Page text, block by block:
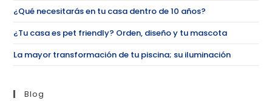
¿Qué necesitarás en tu casa dentro de 10 años?
¿Tu casa es pet friendly? Orden, diseño y tu mascota
La mayor transformación de tu piscina; su iluminación
Blog